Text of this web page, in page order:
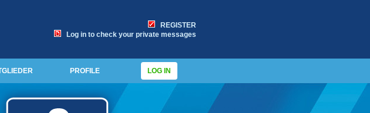
REGISTER
Log in to check your private messages
PROFILE LOG IN